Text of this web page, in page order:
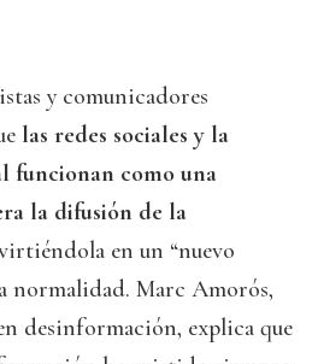
y comunicadores
las redes sociales y la
como una
la difusión de la
en un “nuevo
normalidad. Marc Amorós,
desinformación, explica que